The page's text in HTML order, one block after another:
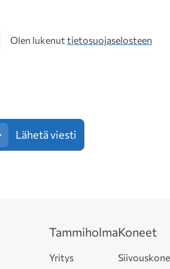
Olen lukenut tietosuojaselosteen
Lähetä viesti
Tammiholma
Yritys
Koneet